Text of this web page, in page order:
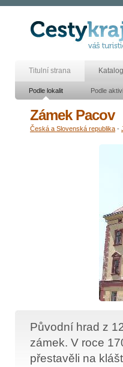
Titulní strana Katalog
Podle lokalit Podle
Zámek Pacov
Česká a Slovenská republika -
Původní hrad z
zámek. V roce
přestavěli na